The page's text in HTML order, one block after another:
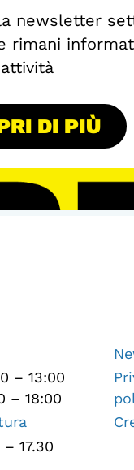
newsletter
rimani
attività
DI PIÙ
– 13:00
– 18:00
17.30